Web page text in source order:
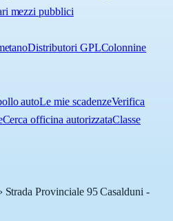
mezzi pubblici
Distributori GPLColonnine
autoLe mie scadenzeVerifica
Cerca officina autorizzataClasse
› Strada Provinciale 95 Casalduni -